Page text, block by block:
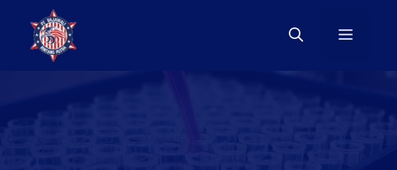
Langsung
Menu